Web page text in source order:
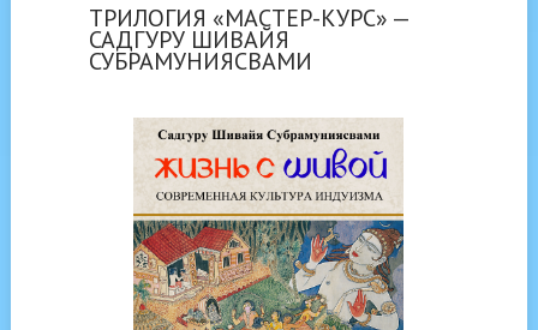
ТРИЛОГИЯ «МАСТЕР-КУРС» —
САДГУРУ ШИВАЙЯ
СУБРАМУНИЯСВАМИ